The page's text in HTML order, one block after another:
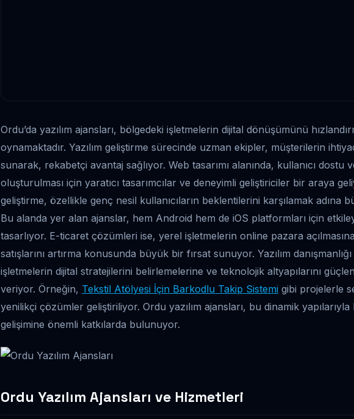
Ordu’da yazılım ajansları, bölgedeki işletmelerin dijital dönüşümünü
oynamaktadır. Yazılım geliştirme sürecinde uzman ekipler, müşterilerin
sunarak, rekabetçi avantaj sağlıyor. Web tasarımı alanında, kullanıcı dostu
oluşturulması için yaratıcı tasarımcılar ve deneyimli geliştiriciler bir araya
geliştirme, özellikle genç nesil kullanıcıların beklentilerini karşılamak adına
Bu alanda yer alan ajanslar, hem Android hem de iOS platformları için
tasarlıyor. E-ticaret çözümleri ise, yerel işletmelerin online pazara
satışlarını artırma konusunda büyük bir fırsat sunuyor. Yazılım
işletmelerin dijital stratejilerini belirlemelerine ve teknolojik altyapılarını
veriyor. Örneğin, Tekstil Atölyesi İçin Barkodlu Takip Sistemi gibi projelerle
yenilikçi çözümler geliştiriliyor. Ordu yazılım ajansları, bu dinamik
gelişimine önemli katkılarda bulunuyor.
Ordu Yazılım Ajansları ve Hizmetleri